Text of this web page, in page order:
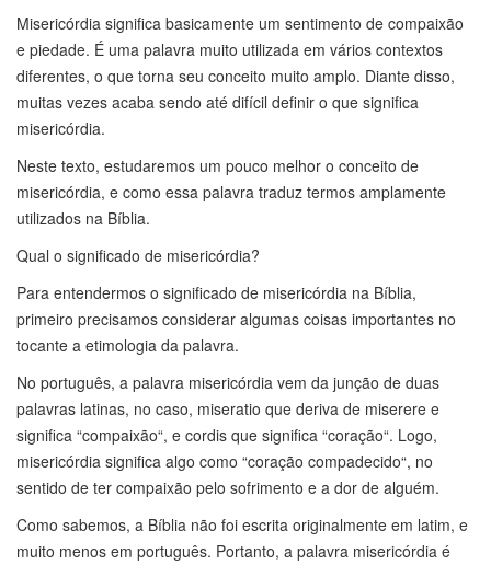
Misericórdia significa basicamente um sentimento de compaixão
e piedade. É uma palavra muito utilizada em vários contextos
diferentes, o que torna seu conceito muito amplo. Diante disso,
muitas vezes acaba sendo até difícil definir o que significa
misericórdia.
Neste texto, estudaremos um pouco melhor o conceito de
misericórdia, e como essa palavra traduz termos amplamente
utilizados na Bíblia.
Qual o significado de misericórdia?
Para entendermos o significado de misericórdia na Bíblia,
primeiro precisamos considerar algumas coisas importantes no
tocante a etimologia da palavra.
No português, a palavra misericórdia vem da junção de duas
palavras latinas, no caso, miseratio que deriva de miserere e
significa “compaixão“, e cordis que significa “coração“. Logo,
misericórdia significa algo como “coração compadecido“, no
sentido de ter compaixão pelo sofrimento e a dor de alguém.
Como sabemos, a Bíblia não foi escrita originalmente em latim, e
muito menos em português. Portanto, a palavra misericórdia é